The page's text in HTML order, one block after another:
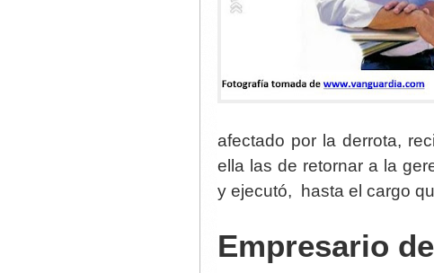
afectado por la derrota,
ella las de retornar a la
y ejecutó, hasta el cargo
Empresario